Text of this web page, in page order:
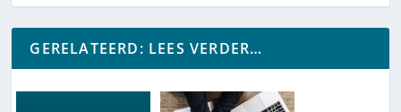
GERELATEERD: LEES VERDER…